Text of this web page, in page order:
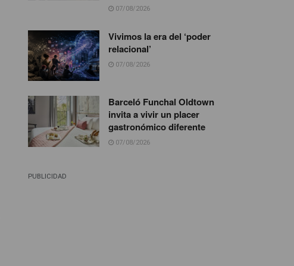
07/08/2026
Vivimos la era del ‘poder
relacional’
07/08/2026
Barceló Funchal Oldtown
invita a vivir un placer
gastronómico diferente
07/08/2026
PUBLICIDAD